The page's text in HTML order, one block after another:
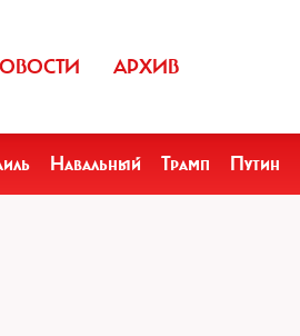
АРХИВ
Навальный Трамп Путин